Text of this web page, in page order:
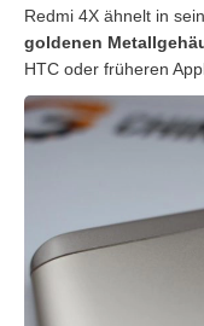
Redmi 4X ähnelt in
goldenen
HTC oder früheren